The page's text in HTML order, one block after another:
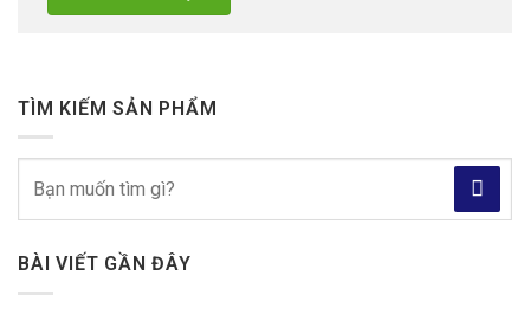
TÌM KIẾM SẢN PHẨM
kiếm:
BÀI VIẾT GẦN ĐÂY